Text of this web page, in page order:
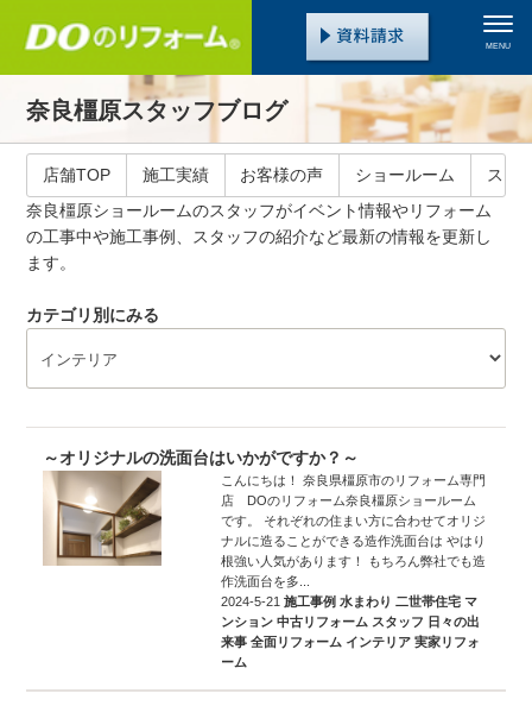
MENU
奈良橿原スタッフブログ
店舗TOP 施工実績 お客様の声 ショールーム
スタ
奈良橿原ショールームのスタッフがイベント情報やリフォーム
の工事中や施工事例、スタッフの紹介など最新の情報を更新し
ます。
カテゴリ別にみる
～オリジナルの洗面台はいかがですか？～
こんにちは！ 奈良県橿原市のリフォーム専門
店 DOのリフォーム奈良橿原ショールーム
です。 それぞれの住まい方に合わせてオリジ
ナルに造ることができる造作洗面台は やはり
根強い人気があります！ もちろん弊社でも造
作洗面台を多...
2024-5-21施工事例 水まわり 二世帯住宅 マ
ンション 中古リフォーム スタッフ 日々の出
来事 全面リフォーム インテリア 実家リフォ
ーム